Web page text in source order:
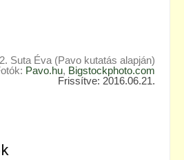
Suta Éva (Pavo kutatás alapján)
Pavo.hu, Bigstockphoto.com
Frissítve: 2016.06.21.